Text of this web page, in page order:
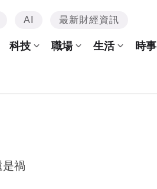
AI 最新財經資訊
科技 職場 生活 時事
是禍